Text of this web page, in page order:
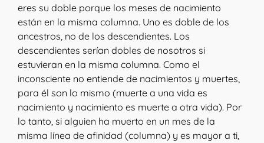
eres su doble porque los meses de nacimiento
están en la misma columna. Uno es doble de los
ancestros, no de los descendientes. Los
descendientes serían dobles de nosotros si
estuvieran en la misma columna. Como el
inconsciente no entiende de nacimientos y muertes,
para él son lo mismo (muerte a una vida es
nacimiento y nacimiento es muerte a otra vida). Por
lo tanto, si alguien ha muerto en un mes de la
misma línea de afinidad (columna) y es mayor a ti,